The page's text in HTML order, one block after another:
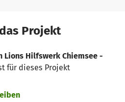
Projekt
Lions Hilfswerk Chiemsee -
für dieses Projekt